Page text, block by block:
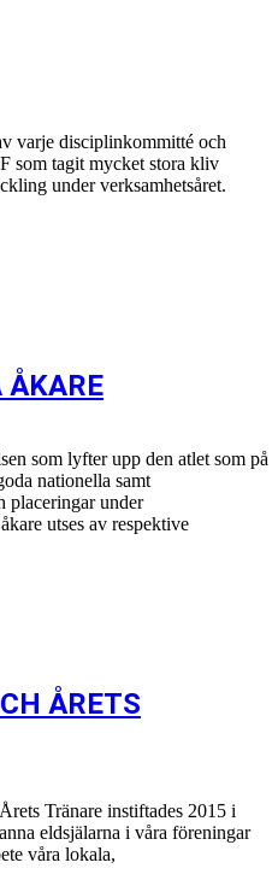
varje disciplinkommitté och
som tagit mycket stora kliv
under verksamhetsåret.
ÅKARE
som lyfter upp den atlet som på
nationella samt
placeringar under
utses av respektive
ÅRETS
Tränare instiftades 2015 i
eldsjälarna i våra föreningar
våra lokala,